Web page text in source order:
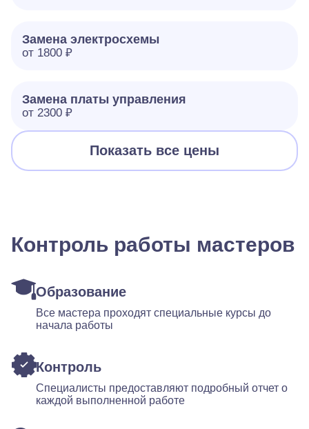
Замена электросхемы
от 1800 ₽
Замена платы управления
от 2300 ₽
Показать все цены
Контроль работы мастеров
Образование
Все мастера проходят специальные курсы до
начала работы
Контроль
Специалисты предоставляют подробный отчет о
каждой выполненной работе